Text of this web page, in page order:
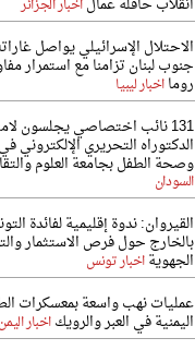
اخبار الجزائر
الاحتلال الإسرائيلي يواصل
جنوب لبنان تزامنا مع استمرار
رومااخبار ليبيا
131 نائب اختصاصي يجلسون
الدكتوراه التحريري
وصحة الطفل بجامعة العلوم
السودان
القيروان: ندوة إقليمية لفائدة
بالخارج حول فرص الاستثمار
الجهويةاخبار تونس
عمليات نهب واسعة بمعسكرات
اليمنية في العبر والرويكاخبار اليمن